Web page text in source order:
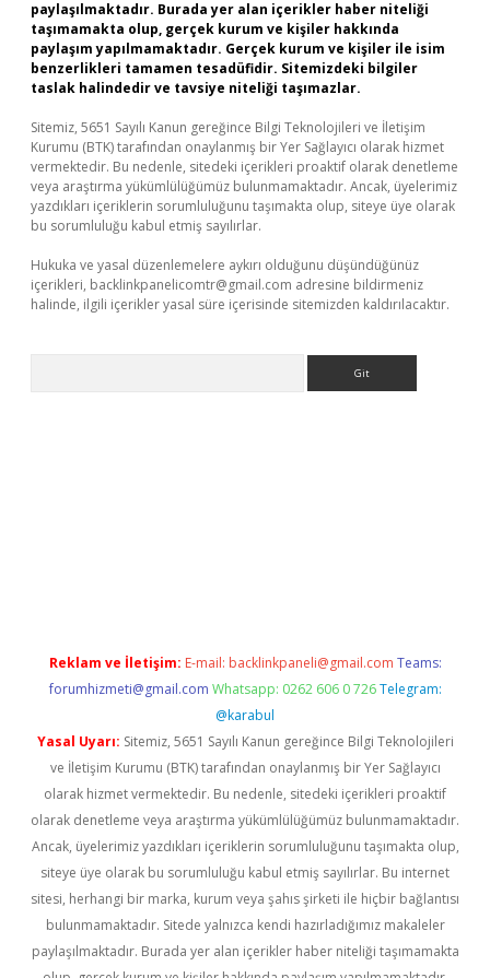
paylaşılmaktadır. Burada yer alan içerikler haber niteliği
taşımamakta olup, gerçek kurum ve kişiler hakkında
paylaşım yapılmamaktadır. Gerçek kurum ve kişiler ile isim
benzerlikleri tamamen tesadüfidir. Sitemizdeki bilgiler
taslak halindedir ve tavsiye niteliği taşımazlar.
Sitemiz, 5651 Sayılı Kanun gereğince Bilgi Teknolojileri ve İletişim
Kurumu (BTK) tarafından onaylanmış bir Yer Sağlayıcı olarak hizmet
vermektedir. Bu nedenle, sitedeki içerikleri proaktif olarak denetleme
veya araştırma yükümlülüğümüz bulunmamaktadır. Ancak, üyelerimiz
yazdıkları içeriklerin sorumluluğunu taşımakta olup, siteye üye olarak
bu sorumluluğu kabul etmiş sayılırlar.
Hukuka ve yasal düzenlemelere aykırı olduğunu düşündüğünüz
içerikleri, backlinkpanelicomtr@gmail.com adresine bildirmeniz
halinde, ilgili içerikler yasal süre içerisinde sitemizden kaldırılacaktır.
Reklam ve İletişim: E-mail: backlinkpaneli@gmail.com Teams:
forumhizmeti@gmail.com Whatsapp: 0262 606 0 726 Telegram:
@karabul
Yasal Uyarı: Sitemiz, 5651 Sayılı Kanun gereğince Bilgi Teknolojileri
ve İletişim Kurumu (BTK) tarafından onaylanmış bir Yer Sağlayıcı
olarak hizmet vermektedir. Bu nedenle, sitedeki içerikleri proaktif
olarak denetleme veya araştırma yükümlülüğümüz bulunmamaktadır.
Ancak, üyelerimiz yazdıkları içeriklerin sorumluluğunu taşımakta olup,
siteye üye olarak bu sorumluluğu kabul etmiş sayılırlar. Bu internet
sitesi, herhangi bir marka, kurum veya şahıs şirketi ile hiçbir bağlantısı
bulunmamaktadır. Sitede yalnızca kendi hazırladığımız makaleler
paylaşılmaktadır. Burada yer alan içerikler haber niteliği taşımamakta